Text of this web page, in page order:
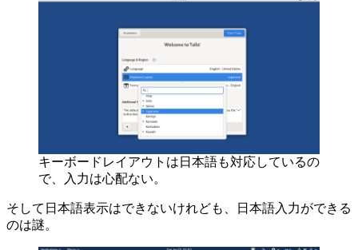
キーボードレイアウトは日本語も対応しているの
で、入力は心配ない。
そして日本語表示はできないけれども、日本語入力ができる
のは謎。